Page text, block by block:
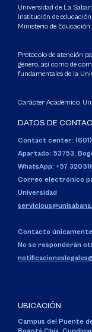
Universidad de La
Institución de
Ministerio de Educación
Protocolo de atención
género, así como de
fundamentales de la
Carácter Académico:
DATOS DE
Contact center:
Apartado: 53753,
WhatsApp: +57
Correo electrónico
Universidad
Contacto
No se responderán
UBICACIÓN
Campus del Puente